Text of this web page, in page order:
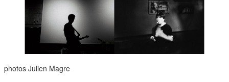
photos Julien Magre